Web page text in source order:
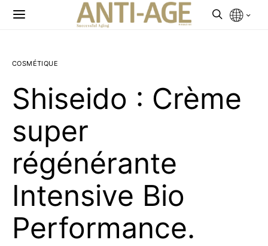
COSMÉTIQUE
Shiseido : Crème
super
régénérante
Intensive Bio
Performance.